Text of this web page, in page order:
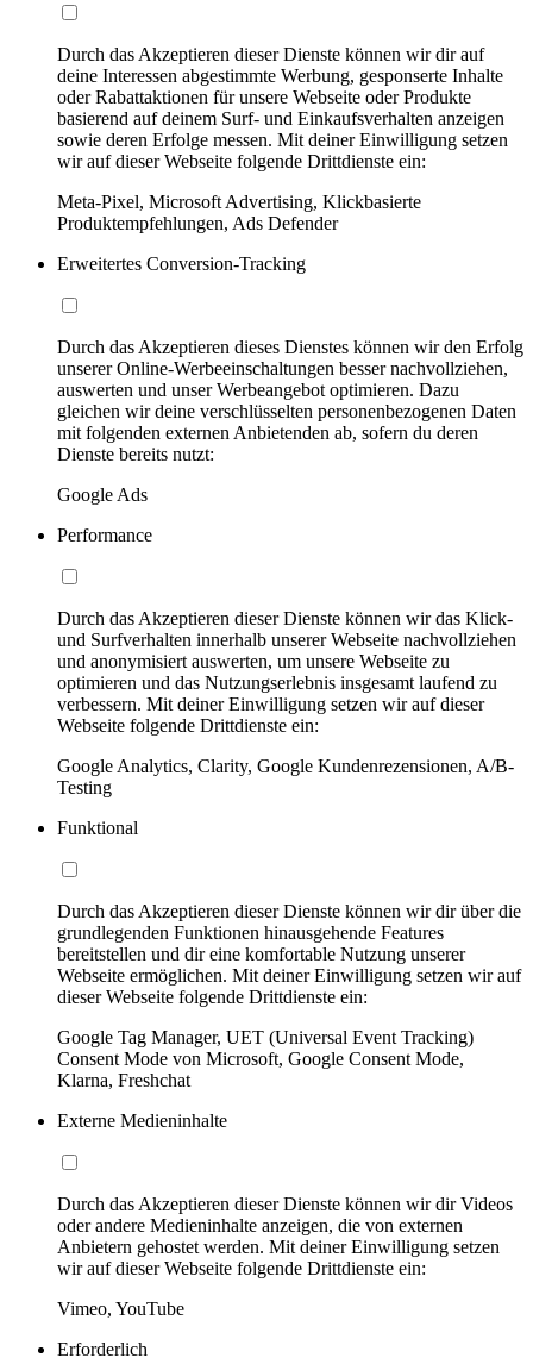
Durch das Akzeptieren dieser Dienste können wir dir auf
deine Interessen abgestimmte Werbung, gesponserte Inhalte
oder Rabattaktionen für unsere Webseite oder Produkte
basierend auf deinem Surf- und Einkaufsverhalten anzeigen
sowie deren Erfolge messen. Mit deiner Einwilligung setzen
wir auf dieser Webseite folgende Drittdienste ein:
Meta-Pixel, Microsoft Advertising, Klickbasierte
Produktempfehlungen, Ads Defender
Erweitertes Conversion-Tracking
Durch das Akzeptieren dieses Dienstes können wir den Erfolg
unserer Online-Werbeeinschaltungen besser nachvollziehen,
auswerten und unser Werbeangebot optimieren. Dazu
gleichen wir deine verschlüsselten personenbezogenen Daten
mit folgenden externen Anbietenden ab, sofern du deren
Dienste bereits nutzt:
Google Ads
Performance
Durch das Akzeptieren dieser Dienste können wir das Klick-
und Surfverhalten innerhalb unserer Webseite nachvollziehen
und anonymisiert auswerten, um unsere Webseite zu
optimieren und das Nutzungserlebnis insgesamt laufend zu
verbessern. Mit deiner Einwilligung setzen wir auf dieser
Webseite folgende Drittdienste ein:
Google Analytics, Clarity, Google Kundenrezensionen, A/B-
Testing
Funktional
Durch das Akzeptieren dieser Dienste können wir dir über die
grundlegenden Funktionen hinausgehende Features
bereitstellen und dir eine komfortable Nutzung unserer
Webseite ermöglichen. Mit deiner Einwilligung setzen wir auf
dieser Webseite folgende Drittdienste ein:
Google Tag Manager, UET (Universal Event Tracking)
Consent Mode von Microsoft, Google Consent Mode,
Klarna, Freshchat
Externe Medieninhalte
Durch das Akzeptieren dieser Dienste können wir dir Videos
oder andere Medieninhalte anzeigen, die von externen
Anbietern gehostet werden. Mit deiner Einwilligung setzen
wir auf dieser Webseite folgende Drittdienste ein:
Vimeo, YouTube
Erforderlich